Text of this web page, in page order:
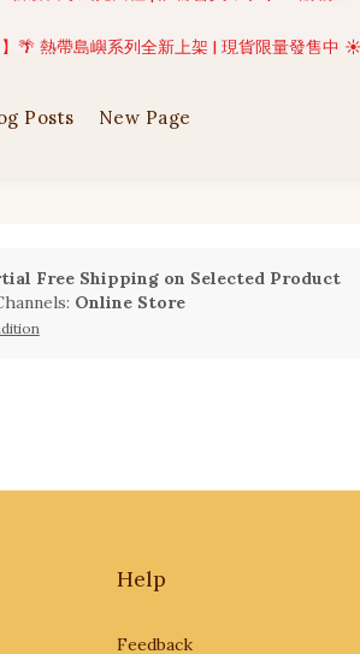
🌴 熱帶島嶼系列全新上架 | 現貨限量發售中 ☀️
Posts New Page
Free Shipping on Selected Product
Online Store
Help
Feedback